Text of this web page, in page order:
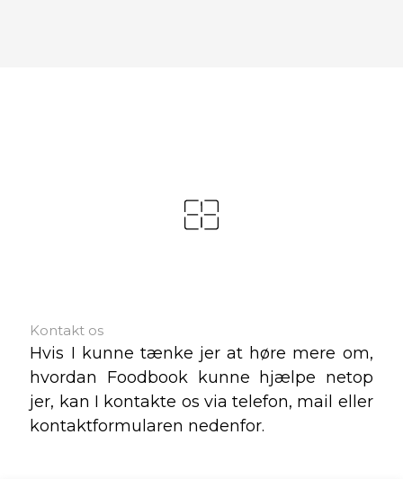
Kontakt os
Hvis I kunne tænke jer at høre mere om,
hvordan Foodbook kunne hjælpe netop
jer, kan I kontakte os via telefon, mail eller
kontaktformularen nedenfor.